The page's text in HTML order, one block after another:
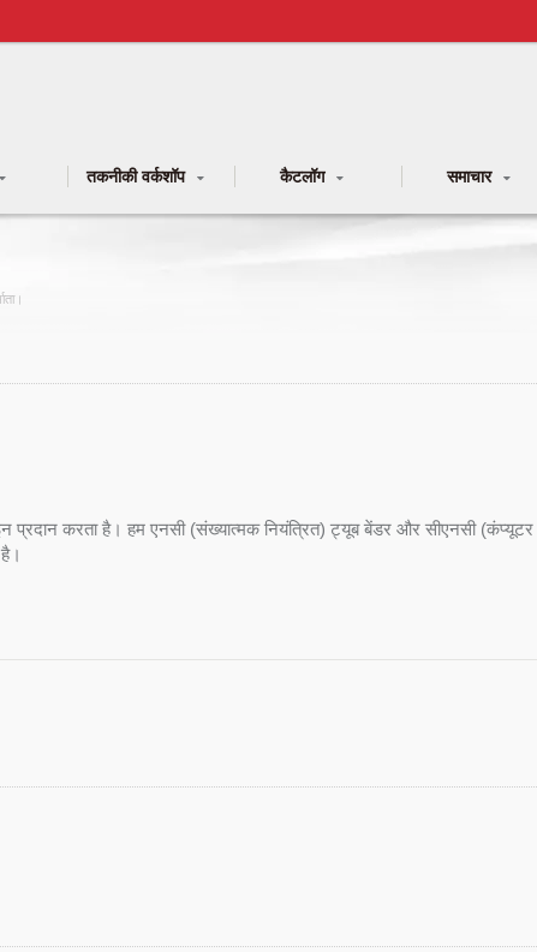
तकनीकी वर्कशॉप कैटलॉग समाचार
प्रदान करता है। हम एनसी (संख्यात्मक नियंत्रित) ट्यूब बेंडर और सीएनसी